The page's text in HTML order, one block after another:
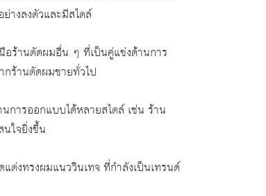
างลงตัวและมีสไตล์
อร้านตัดผมอื่น ๆ ที่เป็นคู่แข่งด้านการ
ร้านตัดผมชายทั่วไป
ารออกแบบได้หลายสไตล์ เช่น ร้าน
ใจยิ่งขึ้น
ต่งทรงผมแนววินเทจ ที่กำลังเป็นเทรนด์